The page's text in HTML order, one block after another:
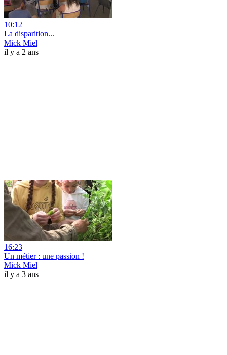
10:12
La disparition...
Mick Miel
il y a 2 ans
16:23
Un métier : une passion !
Mick Miel
il y a 3 ans